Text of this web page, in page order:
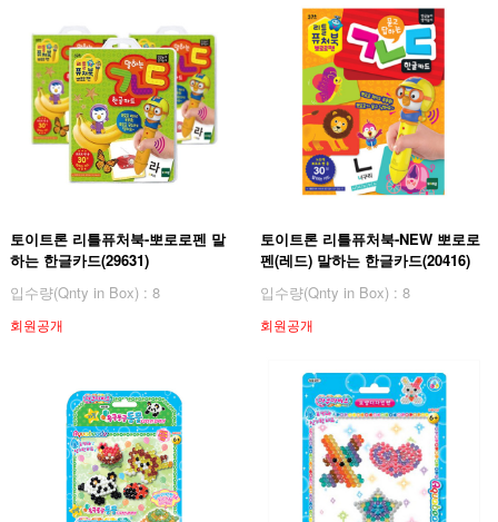
토이트론 리틀퓨처북-뽀로로펜 말
하는 한글카드(29631)
입수량(Qnty in Box) : 8
회원공개
토이트론 리틀퓨처북-NEW 뽀로로
펜(레드) 말하는 한글카드(20416)
입수량(Qnty in Box) : 8
회원공개